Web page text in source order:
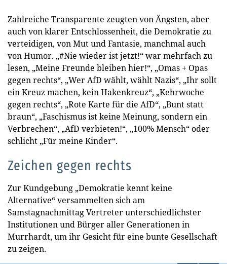
Zahlreiche Transparente zeugten von Ängsten, aber
auch von klarer Entschlossenheit, die Demokratie zu
verteidigen, von Mut und Fantasie, manchmal auch
von Humor. „#Nie wieder ist jetzt!“ war mehrfach zu
lesen, „Meine Freunde bleiben hier!“, „Omas + Opas
gegen rechts“, „Wer AfD wählt, wählt Nazis“, „Ihr sollt
ein Kreuz machen, kein Hakenkreuz“, „Kehrwoche
gegen rechts“, „Rote Karte für die AfD“, „Bunt statt
braun“, „Faschismus ist keine Meinung, sondern ein
Verbrechen“, „AfD verbieten!“, „100% Mensch“ oder
schlicht „Für meine Kinder“.
Zeichen gegen rechts
Zur Kundgebung „Demokratie kennt keine
Alternative“ versammelten sich am
Samstagnachmittag Vertreter unterschiedlichster
Institutionen und Bürger aller Generationen in
Murrhardt, um ihr Gesicht für eine bunte Gesellschaft
zu zeigen.